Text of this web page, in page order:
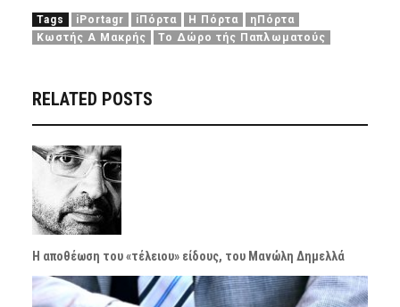
Tags iPortagr iΠόρτα Η Πόρτα
ηΠόρτα
Κωστής Α Μακρής
Το Δώρο τής Παπλωματούς
RELATED POSTS
Η αποθέωση του «τέλειου» είδους, του Μανώλη Δημελλά